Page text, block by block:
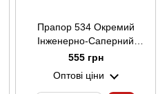
Прапор 534 Окремий
Інженерно-Саперний
Батальйон
555 грн
Оптові ціни